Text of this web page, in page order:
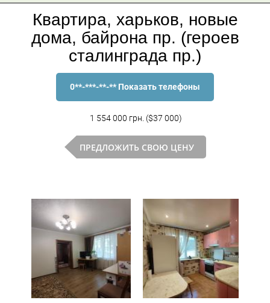
Квартира, харьков, новые
дома, байрона пр. (героев
сталинграда пр.)
0**-***-**-** Показать телефоны
1 554 000 грн. ($37 000)
ПРЕДЛОЖИТЬ СВОЮ ЦЕНУ